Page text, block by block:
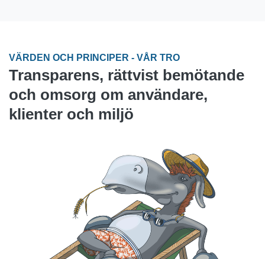
VÄRDEN OCH PRINCIPER - VÅR TRO
Transparens, rättvist bemötande
och omsorg om användare,
klienter och miljö